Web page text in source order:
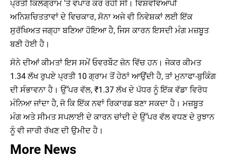
ਪ੍ਰਤੀ ਕਿਲੋਗ੍ਰਾਮ 'ਤੇ ਵਪਾਰ ਕਰ ਰਹੀ ਸੀ। ਵਿਸ਼ਵਵਿਆਪੀ
ਅਨਿਸ਼ਚਿਤਤਾਵਾਂ ਦੇ ਵਿਚਕਾਰ, ਸੋਨਾ ਅਜੇ ਵੀ ਨਿਵੇਸ਼ਕਾਂ ਲਈ ਇੱਕ
ਸੁਰੱਖਿਅਤ ਜਗ੍ਹਾ ਬਣਿਆ ਹੋਇਆ ਹੈ, ਜਿਸ ਕਾਰਨ ਇਸਦੀ ਮੰਗ ਮਜ਼ਬੂਤ ​​
ਬਣੀ ਹੋਈ ਹੈ।
ਸੋਨੇ ਦੀਆਂ ਕੀਮਤਾਂ ਇਸ ਸਮੇਂ ਓਵਰਬੌਟ ਜ਼ੋਨ ਵਿੱਚ ਹਨ। ਜੇਕਰ ਕੀਮਤ
1.34 ਲੱਖ ਰੁਪਏ ਪ੍ਰਤੀ 10 ਗ੍ਰਾਮ ਤੋਂ ਹੇਠਾਂ ਆਉਂਦੀ ਹੈ, ਤਾਂ ਮੁਨਾਫਾ-ਬੁਕਿੰਗ
ਦੀ ਸੰਭਾਵਨਾ ਹੈ। ਉੱਪਰ ਵੱਲ, ₹1.37 ਲੱਖ ਦੇ ਪੱਧਰ ਨੂੰ ਇੱਕ ਵੱਡਾ ਵਿਰੋਧ
ਮੰਨਿਆ ਜਾਂਦਾ ਹੈ, ਜੋ ਕਿ ਇੱਕ ਨਵਾਂ ਰਿਕਾਰਡ ਬਣਾ ਸਕਦਾ ਹੈ। ਮਜ਼ਬੂਤ ​​
ਮੰਗ ਅਤੇ ਸੀਮਤ ਸਪਲਾਈ ਦੇ ਕਾਰਨ ਚਾਂਦੀ ਦੇ ਉੱਪਰ ਵੱਲ ਵਧਣ ਦੇ ਰੁਝਾਨ
ਨੂੰ ਵੀ ਜਾਰੀ ਰੱਖਣ ਦੀ ਉਮੀਦ ਹੈ।
More News